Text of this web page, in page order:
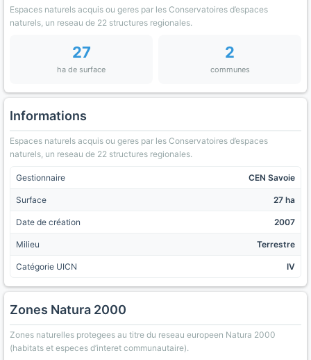
Espaces naturels acquis ou geres par les Conservatoires d’espaces
naturels, un reseau de 22 structures regionales.
27
ha de surface
2
communes
Informations
Espaces naturels acquis ou geres par les Conservatoires d’espaces
naturels, un reseau de 22 structures regionales.
Gestionnaire CEN Savoie
Surface 27 ha
Date de création 2007
Milieu Terrestre
Catégorie UICN IV
Zones Natura 2000
Zones naturelles protegees au titre du reseau europeen Natura 2000
(habitats et especes d’interet communautaire).